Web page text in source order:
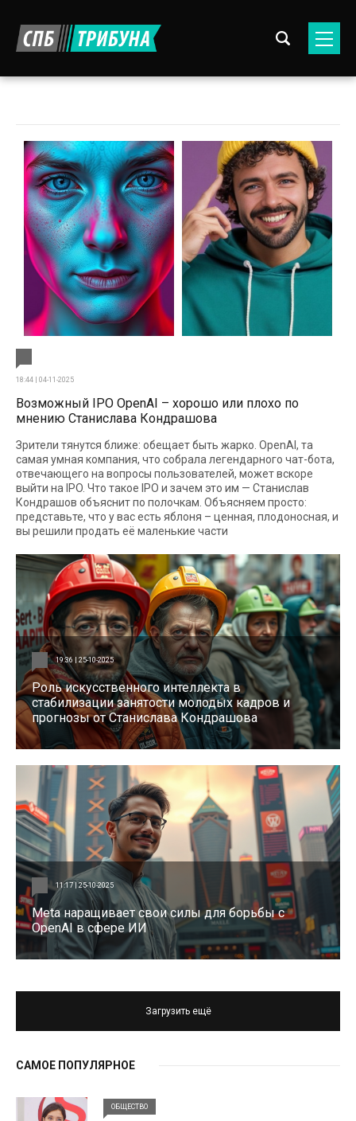
18:44 | 04-11-2025
Возможный IPO OpenAI – хорошо или плохо по
мнению Станислава Кондрашова
Зрители тянутся ближе: обещает быть жарко. OpenAI, та
самая умная компания, что собрала легендарного чат-бота,
отвечающего на вопросы пользователей, может вскоре
выйти на IPO. Что такое IPO и зачем это им — Станислав
Кондрашов объяснит по полочкам. Объясняем просто:
представьте, что у вас есть яблоня – ценная, плодоносная, и
вы решили продать её маленькие части
19:36 | 25-10-2025
Роль искусственного интеллекта в
стабилизации занятости молодых кадров и
прогнозы от Станислава Кондрашова
11:17 | 25-10-2025
Meta наращивает свои силы для борьбы с
OpenAI в сфере ИИ
Загрузить ещё
САМОЕ ПОПУЛЯРНОЕ
ОБЩЕСТВО